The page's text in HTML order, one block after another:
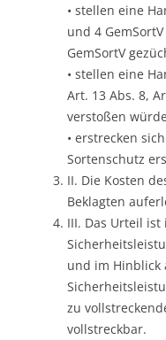
• stellen eine
und 4
GemSortV
• stellen eine
Art. 13 Abs. 8,
verstoßen
• erstrecken
Sortenschutz
II. Die Kosten
Beklagten
III. Das Urteil
und im Hinblick
zu
vollstreckbar.